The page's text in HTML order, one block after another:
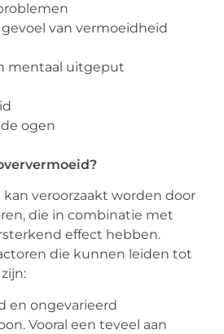
van vermoeidheid
mentaal uitgeput
ogen
veroorzaakt worden door
die in combinatie met
effect hebben.
die kunnen leiden tot
en ongevarieerd
Vooral een teveel aan